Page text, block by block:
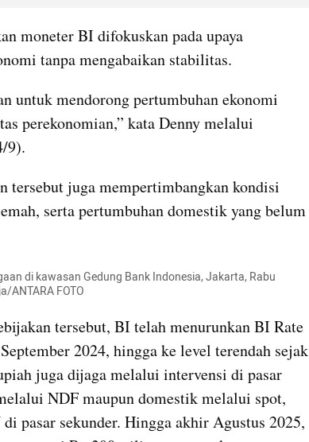
moneter BI difokuskan pada upaya
tanpa mengabaikan stabilitas.
untuk mendorong pertumbuhan ekonomi
perekonomian,” kata Denny melalui
9).
tersebut juga mempertimbangkan kondisi
serta pertumbuhan domestik yang belum
di kawasan Gedung Bank Indonesia, Jakarta, Rabu
ANTARA FOTO
tersebut, BI telah menurunkan BI Rate
2024, hingga ke level terendah sejak
juga dijaga melalui intervensi di pasar
NDF maupun domestik melalui spot,
pasar sekunder. Hingga akhir Agustus 2025,